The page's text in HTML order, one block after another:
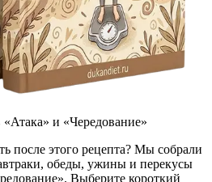
и «Чередование»
после этого рецепта? Мы собрали
обеды, ужины и перекусы
Выберите короткий